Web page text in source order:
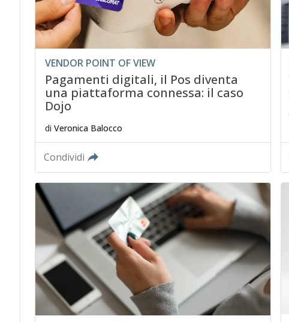
VENDOR POINT OF VIEW
Pagamenti digitali, il Pos diventa
una piattaforma connessa: il caso
Dojo
di Veronica Balocco
Condividi